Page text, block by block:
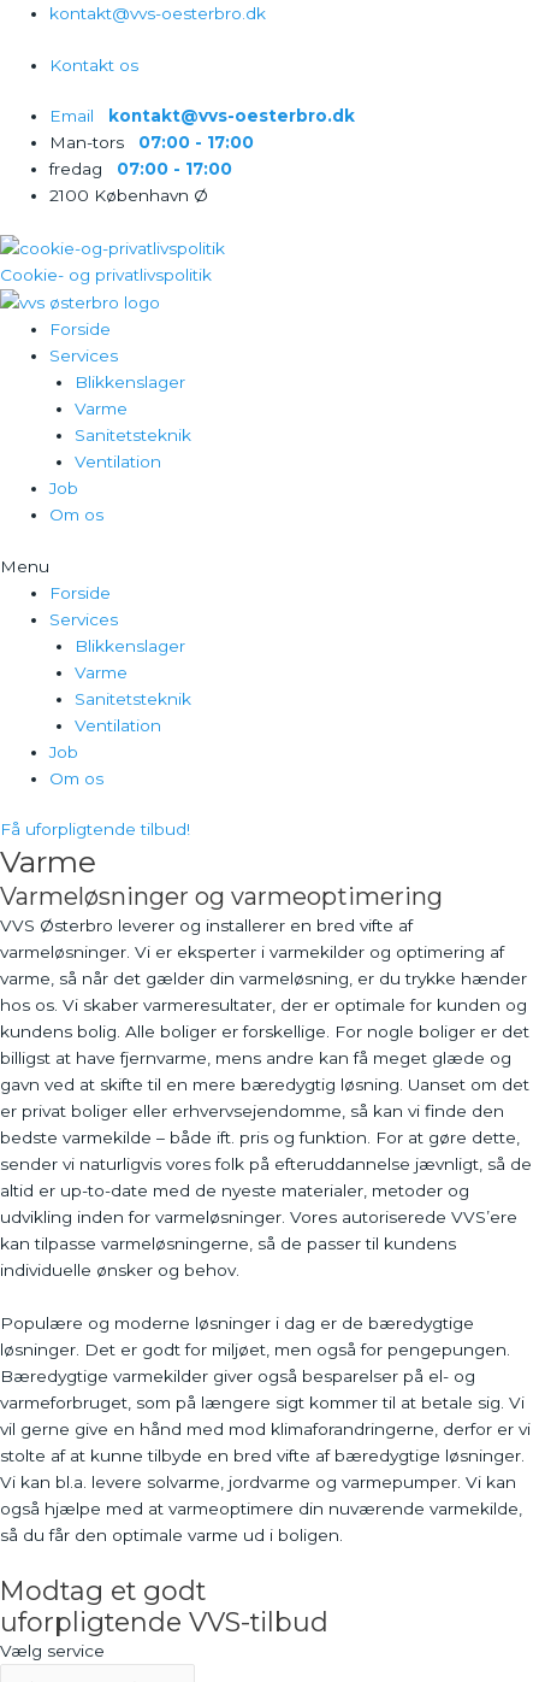
indholdet
kontakt@vvs-oesterbro.dk
Kontakt os
kontakt@vvs-oesterbro.dk
07:00 - 17:00
07:00 - 17:00
2100 København Ø
Cookie- og privatlivspolitik
Forside
Services
Blikkenslager
Varme
Sanitetsteknik
Ventilation
Job
Om os
Menu
Forside
Services
Blikkenslager
Varme
Sanitetsteknik
Ventilation
Job
Om os
Få uforpligtende tilbud!
Varme
Varmeløsninger og varmeoptimering
VVS Østerbro leverer og installerer en bred vifte af
varmeløsninger. Vi er eksperter i varmekilder og optimering af
varme, så når det gælder din varmeløsning, er du trykke hænder
hos os. Vi skaber varmeresultater, der er optimale for kunden og
kundens bolig. Alle boliger er forskellige. For nogle boliger er det
billigst at have fjernvarme, mens andre kan få meget glæde og
gavn ved at skifte til en mere bæredygtig løsning. Uanset om det
er privat boliger eller erhvervsejendomme, så kan vi finde den
bedste varmekilde – både ift. pris og funktion. For at gøre dette,
sender vi naturligvis vores folk på efteruddannelse jævnligt, så de
altid er up-to-date med de nyeste materialer, metoder og
udvikling inden for varmeløsninger. Vores autoriserede VVS’ere
kan tilpasse varmeløsningerne, så de passer til kundens
individuelle ønsker og behov.
Populære og moderne løsninger i dag er de bæredygtige
løsninger. Det er godt for miljøet, men også for pengepungen.
Bæredygtige varmekilder giver også besparelser på el- og
varmeforbruget, som på længere sigt kommer til at betale sig. Vi
vil gerne give en hånd med mod klimaforandringerne, derfor er vi
stolte af at kunne tilbyde en bred vifte af bæredygtige løsninger.
Vi kan bl.a. levere solvarme, jordvarme og varmepumper. Vi kan
også hjælpe med at varmeoptimere din nuværende varmekilde,
så du får den optimale varme ud i boligen.
Modtag et godt
uforpligtende VVS-tilbud
Vælg service